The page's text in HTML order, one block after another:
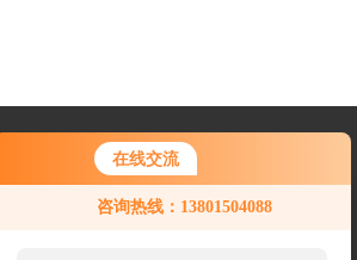
在线交流
咨询热线：13801504088
联系我们